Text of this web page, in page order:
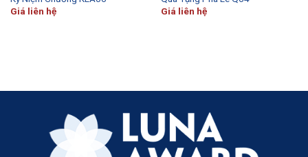
Giá liên hệ
Giá liên hệ